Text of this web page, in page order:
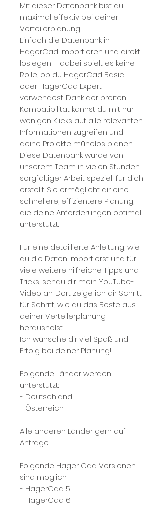
Mit dieser Datenbank bist du
maximal effektiv bei deiner
Verteilerplanung.
Einfach die Datenbank in
HagerCad importieren und direkt
loslegen – dabei spielt es keine
Rolle, ob du HagerCad Basic
oder HagerCad Expert
verwendest. Dank der breiten
Kompatibilität kannst du mit nur
wenigen Klicks auf alle relevanten
Informationen zugreifen und
deine Projekte mühelos planen.
Diese Datenbank wurde von
unserem Team in vielen Stunden
sorgfältiger Arbeit speziell für dich
erstellt. Sie ermöglicht dir eine
schnellere, effizientere Planung,
die deine Anforderungen optimal
unterstützt.
Für eine detaillierte Anleitung, wie
du die Daten importierst und für
viele weitere hilfreiche Tipps und
Tricks, schau dir mein YouTube-
Video an. Dort zeige ich dir Schritt
für Schritt, wie du das Beste aus
deiner Verteilerplanung
herausholst.
Ich wünsche dir viel Spaß und
Erfolg bei deiner Planung!
Folgende Länder werden
unterstützt:
- Deutschland
- Österreich
Alle anderen Länder gern auf
Anfrage.
Folgende Hager Cad Versionen
sind möglich:
- HagerCad 5
- HagerCad 6